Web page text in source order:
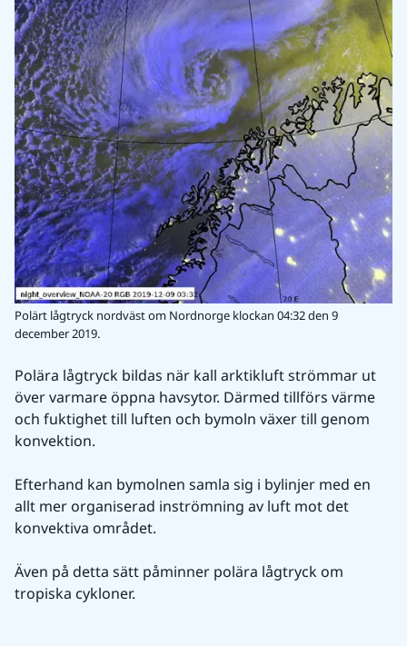
Polärt lågtryck nordväst om Nordnorge klockan 04:32 den 9
december 2019.
Polära lågtryck bildas när kall arktikluft strömmar ut
över varmare öppna havsytor. Därmed tillförs värme
och fuktighet till luften och bymoln växer till genom
konvektion.
Efterhand kan bymolnen samla sig i bylinjer med en
allt mer organiserad inströmning av luft mot det
konvektiva området.
Även på detta sätt påminner polära lågtryck om
tropiska cykloner.